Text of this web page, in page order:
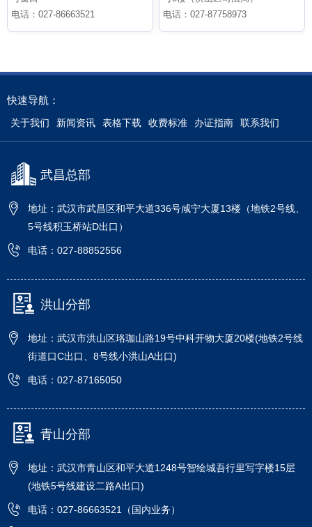
电话：027-86663521
电话：027-87758973
快速导航：
关于我们 新闻资讯 表格下载 收费标准 办证指南 联系我们
武昌总部
地址：武汉市武昌区和平大道336号咸宁大厦13楼（地铁2号线、
5号线积玉桥站D出口）
电话：027-88852556
洪山分部
地址：武汉市洪山区珞珈山路19号中科开物大厦20楼(地铁2号线
街道口C出口、8号线小洪山A出口)
电话：027-87165050
青山分部
地址：武汉市青山区和平大道1248号智绘城吾行里写字楼15层
(地铁5号线建设二路A出口)
电话：027-86663521（国内业务）